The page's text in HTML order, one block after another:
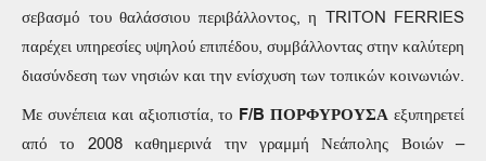
σεβασμό του θαλάσσιου περιβάλλοντος, η TRITON FERRIES
παρέχει υπηρεσίες υψηλού επιπέδου, συμβάλλοντας στην καλύτερη
διασύνδεση των νησιών και την ενίσχυση των τοπικών κοινωνιών.
Με συνέπεια και αξιοπιστία, το F/B ΠΟΡΦΥΡΟΥΣΑ εξυπηρετεί
από το 2008 καθημερινά την γραμμή Νεάπολης Βοιών –